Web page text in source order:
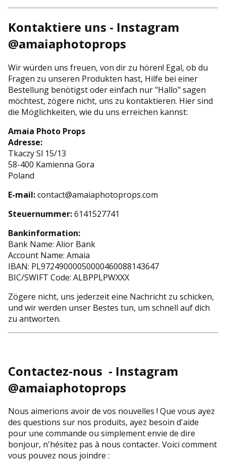
Kontaktiere uns - Instagram
@amaiaphotoprops
Wir würden uns freuen, von dir zu hören! Egal, ob du
Fragen zu unseren Produkten hast, Hilfe bei einer
Bestellung benötigst oder einfach nur "Hallo" sagen
möchtest, zögere nicht, uns zu kontaktieren. Hier sind
die Möglichkeiten, wie du uns erreichen kannst:
Amaia Photo Props
Adresse:
Tkaczy Sl 15/13
58-400 Kamienna Gora
Poland
E-mail:contact@amaiaphotoprops.com
Steuernummer:6141527741
Bankinformation:
Bank Name: Alior Bank
Account Name: Amaia
IBAN: PL97249000050000460088143647
BIC/SWIFT Code: ALBPPLPWXXX
Zögere nicht, uns jederzeit eine Nachricht zu schicken,
und wir werden unser Bestes tun, um schnell auf dich
zu antworten.
Contactez-nous - Instagram
@amaiaphotoprops
Nous aimerions avoir de vos nouvelles ! Que vous ayez
des questions sur nos produits, ayez besoin d'aide
pour une commande ou simplement envie de dire
bonjour, n'hésitez pas à nous contacter. Voici comment
vous pouvez nous joindre :